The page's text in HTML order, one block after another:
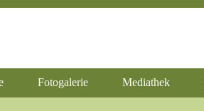
Fotogalerie Mediathek